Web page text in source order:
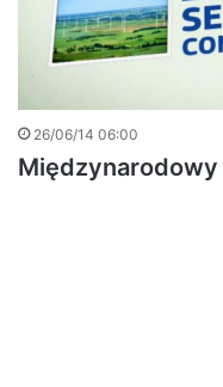
26/06/14 06:00